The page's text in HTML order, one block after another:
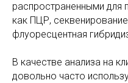
распространенными для
как ПЦР,
флуоресцентная
В качестве анализа на
довольно часто